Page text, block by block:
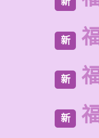
新
新
新